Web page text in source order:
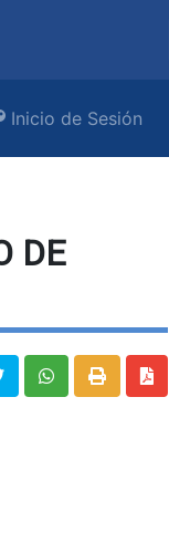
Inicio de Sesión
DE